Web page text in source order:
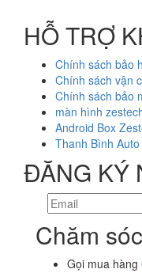
HỖ TRỢ
Chính sách bảo
Chính sách vận
Chính sách bảo
màn hình
Android Box
Thanh Bình Auto
ĐĂNG KÝ
Chăm
Gọi mua hàng